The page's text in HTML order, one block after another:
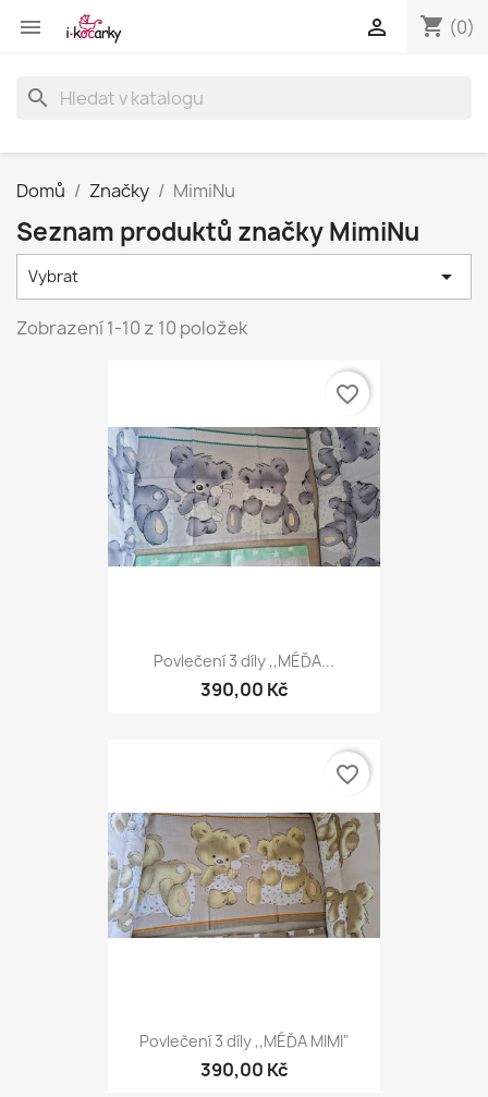
 shopping_cart (0)

search
Domů Značky MimiNu
Seznam produktů značky MimiNu
Vybrat 
Zobrazení 1-10 z 10 položek
Povlečení 3 díly ,,MÉĎA...
390,00 Kč
favorite_border
Povlečení 3 díly ,,MÉĎA MIMI"
390,00 Kč
favorite_border